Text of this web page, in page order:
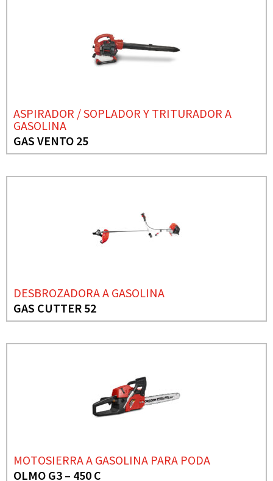
ASPIRADOR / SOPLADOR Y TRITURADOR A
GASOLINA
GAS VENTO 25
DESBROZADORA A GASOLINA
GAS CUTTER 52
MOTOSIERRA A GASOLINA PARA PODA
OLMO G3 – 450 C